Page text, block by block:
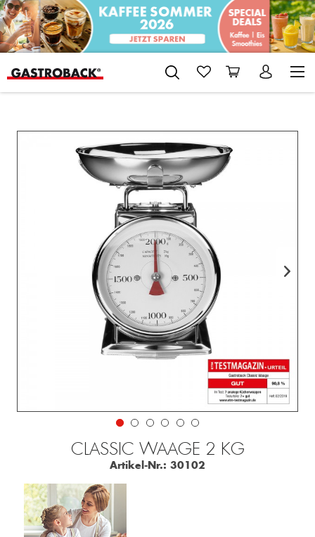
CLASSIC WAAGE 2 KG
Artikel-Nr.: 30102